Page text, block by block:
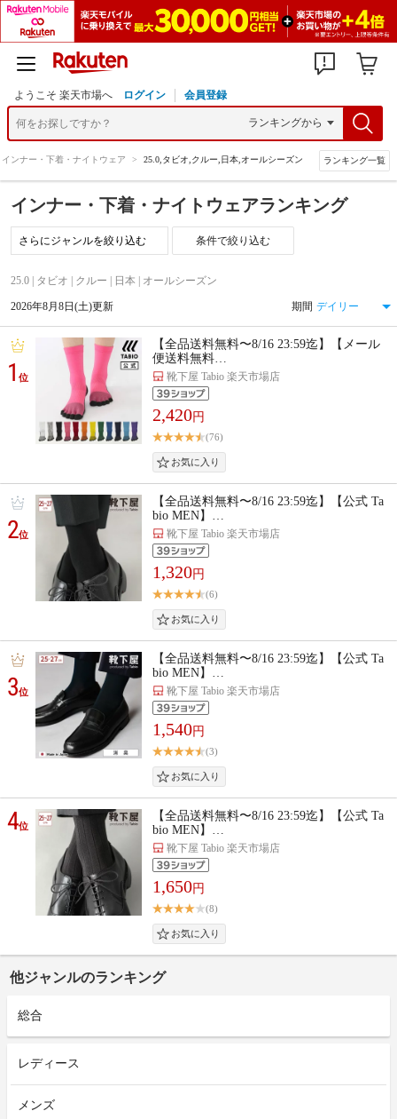
ようこそ 楽天市場へ ログイン 会員登録
インナー・下着・ナイトウェア > 25.0,タビオ,クルー,日本,オールシーズン ランキング一覧
インナー・下着・ナイトウェアランキング
条件で絞り込む
25.0 | タビオ | クルー | 日本 | オールシーズン
2026年8月8日(土)更新 期間
1位
【全品送料無料〜8/16 23:59迄】【メール
便送料無料…
靴下屋 Tabio 楽天市場店
2,420円
(76)
2位
【全品送料無料〜8/16 23:59迄】【公式 Ta
bio MEN】…
靴下屋 Tabio 楽天市場店
1,320円
(6)
3位
【全品送料無料〜8/16 23:59迄】【公式 Ta
bio MEN】…
靴下屋 Tabio 楽天市場店
1,540円
(3)
4位
【全品送料無料〜8/16 23:59迄】【公式 Ta
bio MEN】…
靴下屋 Tabio 楽天市場店
1,650円
(8)
他ジャンルのランキング
総合
レディース
メンズ